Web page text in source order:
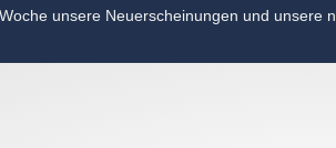
unsere Neuerscheinungen und unsere